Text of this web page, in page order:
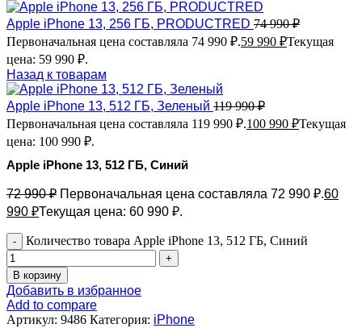
Apple iPhone 13, 256 ГБ, PRODUCTRED 74 990₽
Первоначальная цена составляла 74 990 ₽.59 990 ₽Текущая
цена: 59 990 ₽.
Назад к товарам
Apple iPhone 13, 512 ГБ, Зеленый 119 990₽
Первоначальная цена составляла 119 990 ₽.100 990 ₽Текущая
цена: 100 990 ₽.
Apple iPhone 13, 512 ГБ, Синий
72 990₽ Первоначальная цена составляла 72 990 ₽.60
990 ₽Текущая цена: 60 990 ₽.
Количество товара Apple iPhone 13, 512 ГБ, Синий
В корзину
Добавить в избранное
Add to compare
Артикул: 9486 Категория: iPhone